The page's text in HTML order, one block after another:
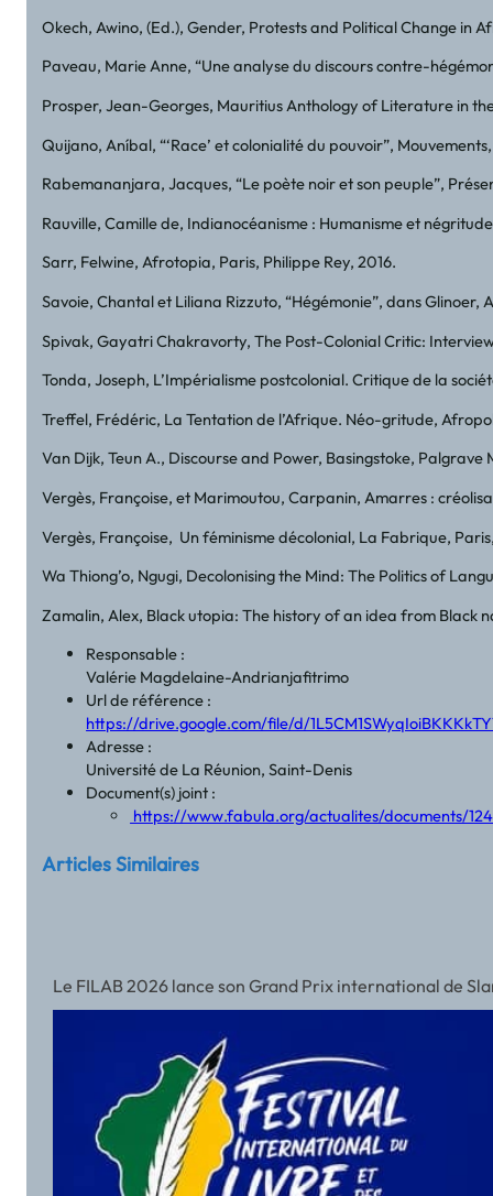
Okech, Awino, (Ed.), Gender, Protests and Political Change in
Paveau, Marie Anne, “Une analyse du discours contre-
Prosper, Jean-Georges, Mauritius Anthology of Literature in
Quijano, Aníbal, “‘Race’ et colonialité du pouvoir”, Mouvements,
Rabemananjara, Jacques, “Le poète noir et son peuple”,
Rauville, Camille de, Indianocéanisme : Humanisme et
Sarr, Felwine, Afrotopia, Paris, Philippe Rey, 2016.
Savoie, Chantal et Liliana Rizzuto, “Hégémonie”, dans
Spivak, Gayatri Chakravorty, The Post-Colonial Critic:
Tonda, Joseph, L’Impérialisme postcolonial. Critique de la
Treffel, Frédéric, La Tentation de l’Afrique. Néo-gritude,
Van Dijk, Teun A., Discourse and Power, Basingstoke,
Vergès, Françoise, et Marimoutou, Carpanin, Amarres :
Vergès, Françoise, Un féminisme décolonial, La Fabrique,
Wa Thiong’o, Ngugi, Decolonising the Mind: The Politics of
Zamalin, Alex, Black utopia: The history of an idea from Black
Responsable :
Valérie Magdelaine-Andrianjafitrimo
Url de référence :
https://drive.google.com/file/d/
Adresse :
Université de La Réunion, Saint-Denis
Document(s) joint :
https://www.fabula.org/actualites/documents/
Articles Similaires
Le FILAB 2026 lance son Grand Prix international de